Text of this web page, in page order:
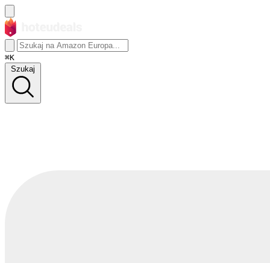
⌘K
Szukaj